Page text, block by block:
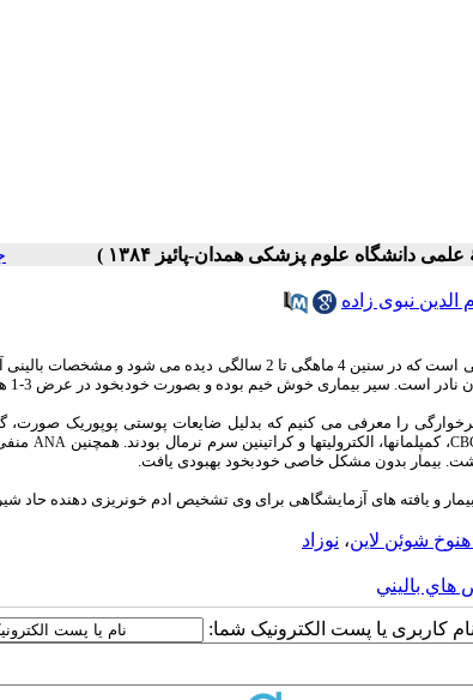
نبوی زاده
ادم خونریزی دهنده حاد شیر خوارگی؛ بیماری نادر و حاد پوستی است که در سنین 4
است. سیر بیماری خوش خیم بوده و بصورت خودبخود در عرض 3-1 هفته بهبود می یابد.
حاد شیرخوارگی را معرفی می کنیم که بدلیل ضایعات پوستی پوپوریک
، کمپلمانها، الکترولیتها و کراتینین سرم نرمال بودند. همچنین ANA
بیمار بدون مشکل خاصی خودبخود بهبودی یافت.
و یافته های آزمایشگاهی برای وی تشخیص ادم خونریزی دهنده حاد
هنوخ شوئن لاین، نوزاد
باليني
کاربری یا پست الکترونیک شما: